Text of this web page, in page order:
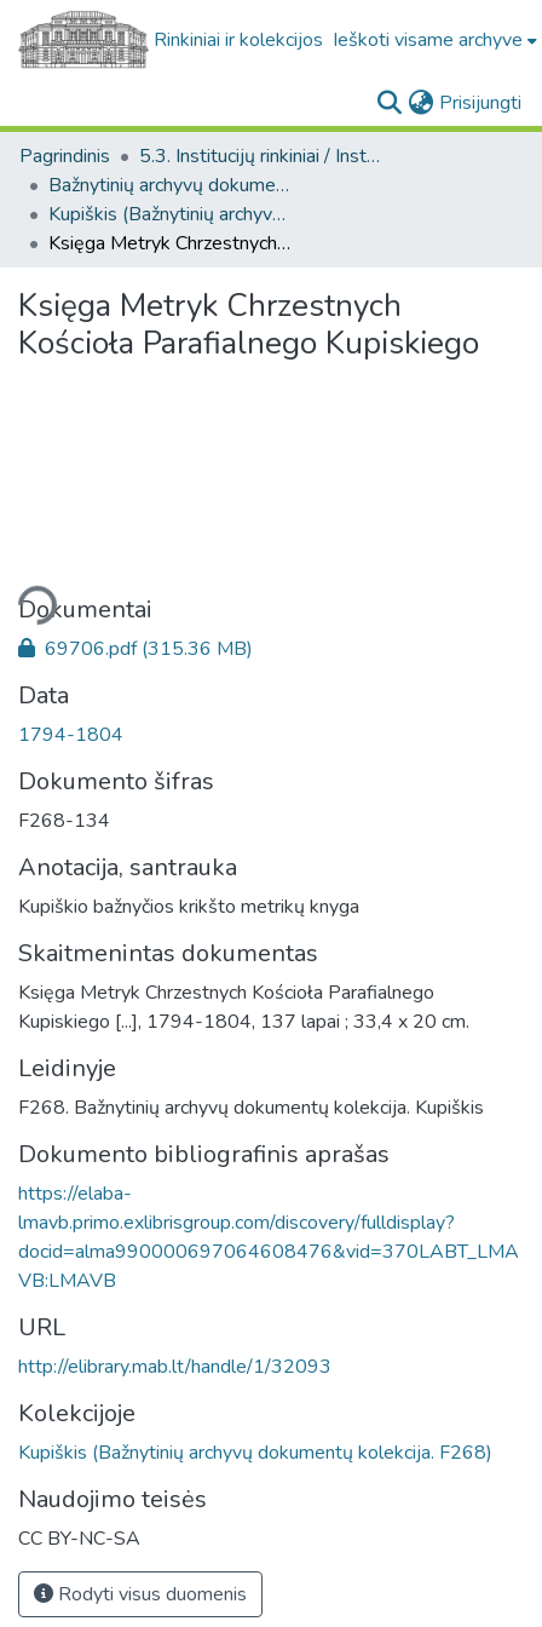
Rinkiniai ir kolekcijos Ieškoti visame archyve
Prisijungti
Pagrindinis
5.3. Institucijų rinkiniai / Institutional collections
Bažnytinių archyvų dokumentų kolekcija. F268
Kupiškis (Bažnytinių archyvų dokumentų kolekcija. F268)
Księga Metryk Chrzestnych Kościoła Parafialnego Kupiskiego
Księga Metryk Chrzestnych
Kościoła Parafialnego Kupiskiego
Dokumentai
69706.pdf(315.36 MB)
Data
1794-1804
Dokumento šifras
F268-134
Anotacija, santrauka
Kupiškio bažnyčios krikšto metrikų knyga
Skaitmenintas dokumentas
Księga Metryk Chrzestnych Kościoła Parafialnego
Kupiskiego [...], 1794-1804, 137 lapai ; 33,4 x 20 cm.
Leidinyje
F268. Bažnytinių archyvų dokumentų kolekcija. Kupiškis
Dokumento bibliografinis aprašas
https://elaba-
lmavb.primo.exlibrisgroup.com/discovery/fulldisplay?
docid=alma990000697064608476&vid=370LABT_LMA
VB:LMAVB
URL
http://elibrary.mab.lt/handle/1/32093
Kolekcijoje
Kupiškis (Bažnytinių archyvų dokumentų kolekcija. F268)
Naudojimo teisės
CC BY-NC-SA
Rodyti visus duomenis